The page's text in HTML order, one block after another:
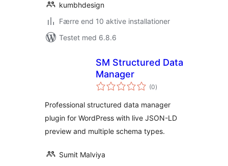
kumbhdesign
Færre end 10 aktive installationer
Testet med 6.8.6
SM Structured Data
Manager
(0totale
bedømmelser
)
Professional structured data manager
plugin for WordPress with live JSON-LD
preview and multiple schema types.
Sumit Malviya